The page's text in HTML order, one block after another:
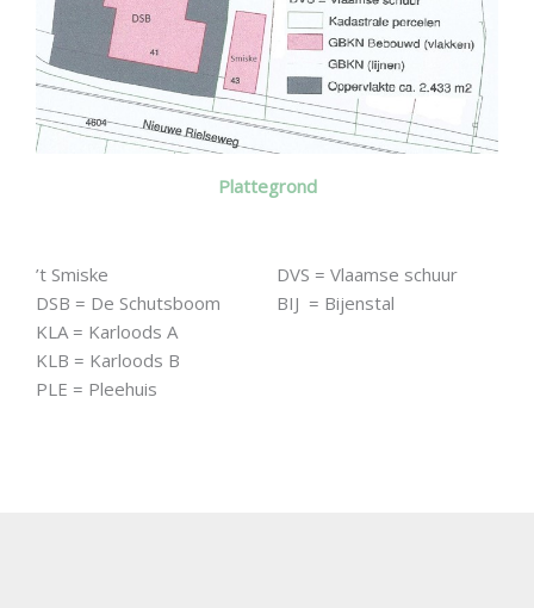
Plattegrond
’t Smiske
DSB = De Schutsboom
KLA = Karloods A
KLB = Karloods B
PLE = Pleehuis
DVS = Vlaamse schuur
BIJ = Bijenstal